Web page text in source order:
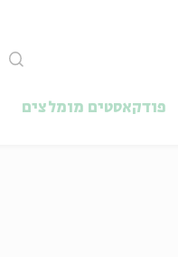
פודקאסטים מומלצים